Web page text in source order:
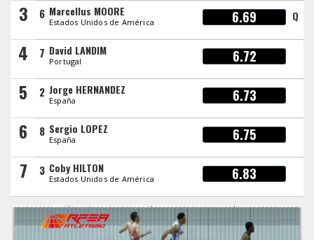
3 6 Marcellus MOORE
Estados Unidos de América 6.69 Q
4 7 David LANDIM
Portugal 6.72
5 2 Jorge HERNANDEZ
España 6.73
6 8 Sergio LOPEZ
España 6.75
7 3 Coby HILTON
Estados Unidos de América 6.83